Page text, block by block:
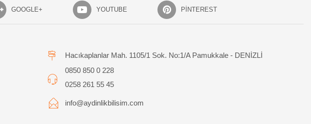
GOOGLE+ YOUTUBE PINTEREST
Hacıkaplanlar Mah. 1105/1 Sok. No:1/A Pamukkale - DENİZLİ
0850 850 0 228
0258 261 55 45
info@aydinlikbilisim.com